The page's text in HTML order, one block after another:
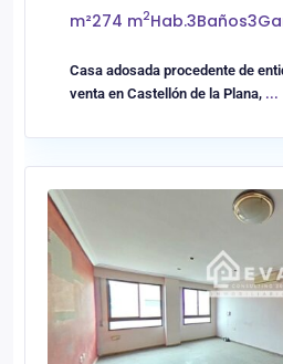
m²274 m2Hab.3Baños3
Casa adosada procedente de
venta en Castellón de la Plana, ...
0 Vilareal